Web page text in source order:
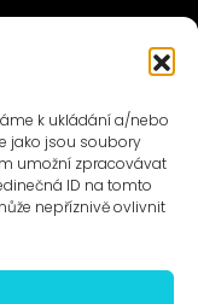
k ukládání a/nebo
jako jsou soubory
umožní zpracovávat
ID na tomto
nepříznivě ovlivnit